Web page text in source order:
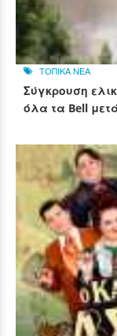
ΤΟΠΙΚΑ ΝΕΑ
Σύγκρουση
όλα τα Bell